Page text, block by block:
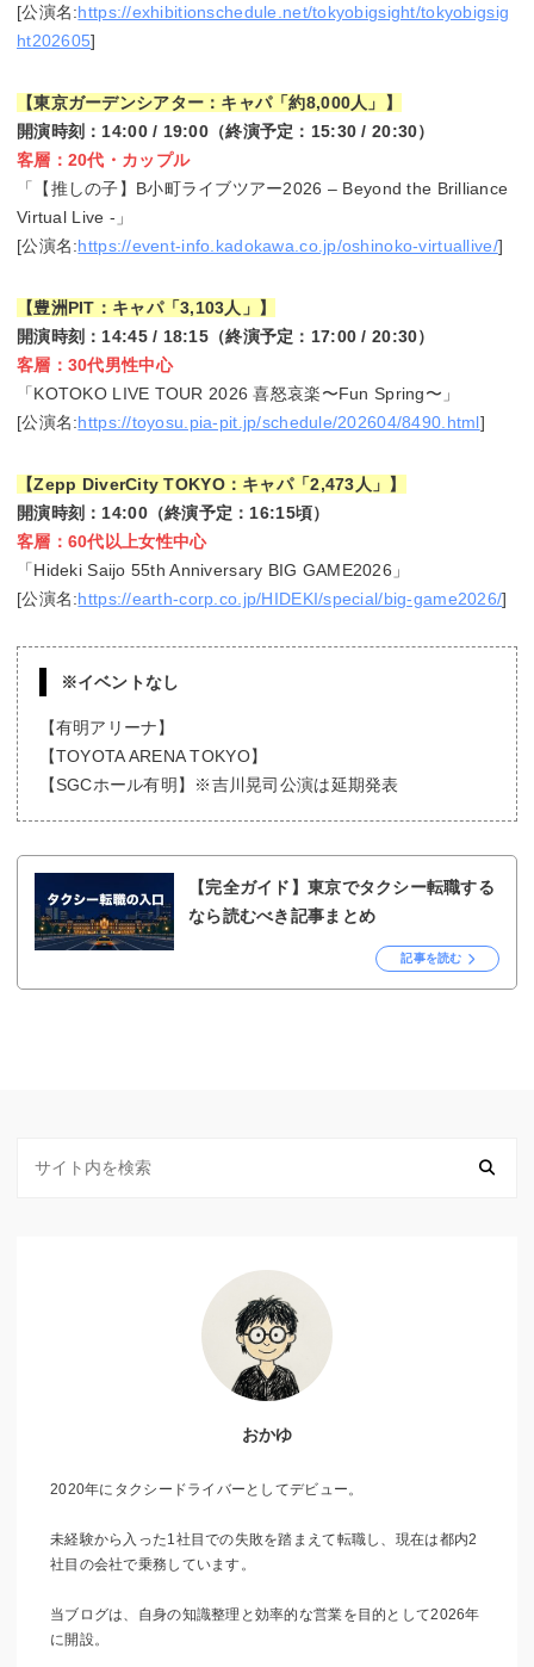
[公演名:https://exhibitionschedule.net/tokyobigsight/tokyobigsig
ht202605]
【東京ガーデンシアター：キャパ「約8,000人」】
開演時刻：14:00 / 19:00（終演予定：15:30 / 20:30）
客層：20代・カップル
「【推しの子】B小町ライブツアー2026 – Beyond the Brilliance
Virtual Live -」
[公演名:https://event-info.kadokawa.co.jp/oshinoko-virtuallive/]
【豊洲PIT：キャパ「3,103人」】
開演時刻：14:45 / 18:15（終演予定：17:00 / 20:30）
客層：30代男性中心
「KOTOKO LIVE TOUR 2026 喜怒哀楽〜Fun Spring〜」
[公演名:https://toyosu.pia-pit.jp/schedule/202604/8490.html]
【Zepp DiverCity TOKYO：キャパ「2,473人」】
開演時刻：14:00（終演予定：16:15頃）
客層：60代以上女性中心
「Hideki Saijo 55th Anniversary BIG GAME2026」
[公演名:https://earth-corp.co.jp/HIDEKI/special/big-game2026/]
※イベントなし
【有明アリーナ】
【TOYOTA ARENA TOKYO】
【SGCホール有明】※吉川晃司公演は延期発表
【完全ガイド】東京でタクシー転職する
なら読むべき記事まとめ
記事を読む
おかゆ
2020年にタクシードライバーとしてデビュー。
未経験から入った1社目での失敗を踏まえて転職し、現在は都内2
社目の会社で乗務しています。
当ブログは、自身の知識整理と効率的な営業を目的として2026年
に開設。